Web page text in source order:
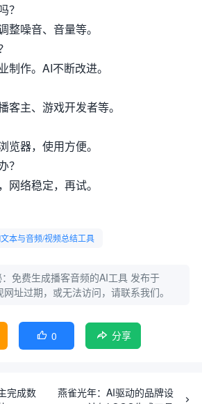
？
整噪音、音量等。
制作。AI不断改进。
客主、游戏开发者等。
览器，使用方便。
？
网络稳定，再试。
本与音频/视频总结工具
免费生成播客音频的AI工具 发布于
址过期，或无法访问，请联系我们。
 0 分享
完成数
燕雀光年：AI驱动的品牌设